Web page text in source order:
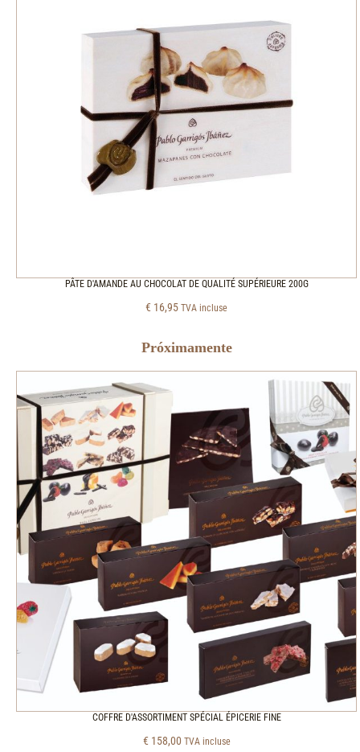
PÂTE D'AMANDE AU CHOCOLAT DE QUALITÉ SUPÉRIEURE 200G
€ 16,95 TVA incluse
Próximamente
COFFRE D'ASSORTIMENT SPÉCIAL ÉPICERIE FINE
€ 158,00 TVA incluse